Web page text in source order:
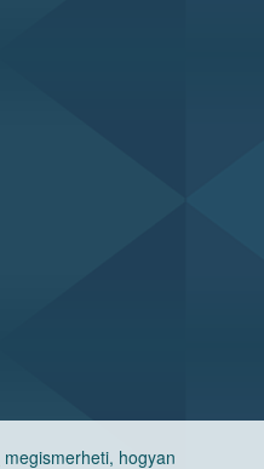
megismerheti, hogyan